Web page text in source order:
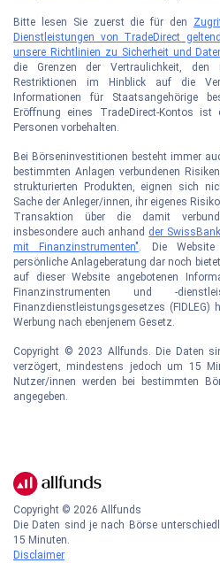
Bitte lesen Sie zuerst die für den
Dienstleistungen von TradeDirect
unsere Richtlinien zu Sicherheit und
die Grenzen der Vertraulichkeit, den
Restriktionen im Hinblick auf die
Informationen für Staatsangehörige
Eröffnung eines TradeDirect-Kontos
Personen vorbehalten.
Bei Börseninvestitionen besteht immer
bestimmten Anlagen verbundenen
strukturierten Produkten, eignen sich
Sache der Anleger/innen, ihr eigenes
Transaktion über die damit
insbesondere auch anhand der
mit Finanzinstrumenten". Die Website
persönliche Anlageberatung dar noch
auf dieser Website angebotenen
Finanzinstrumenten und -
Finanzdienstleistungsgesetzes
Werbung nach ebenjenem Gesetz.
Copyright © 2023 Allfunds. Die Daten
verzögert, mindestens jedoch um 15
Nutzer/innen werden bei bestimmten
angegeben.
Copyright © 2026 Allfunds
Die Daten sind je nach Börse
15 Minuten.
Disclaimer